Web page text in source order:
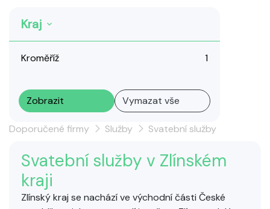
Kraj
Kroměříž 1
Zobrazit Vymazat vše
Doporučené firmy Služby Svatební služby
Svatební služby v Zlínském
kraji
Zlínský kraj se nachází ve východní části České